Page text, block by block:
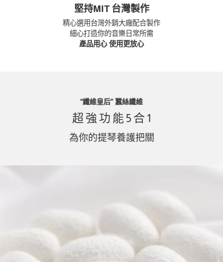
堅持MIT 台灣製作
精心選用台灣外銷大廠配合製作
細心打造你的音樂日常所需
產品用心 使用更放心
“纖維皇后” 蠶絲纖維
超 強 功 能 5 合 1
為你的提琴養護把關